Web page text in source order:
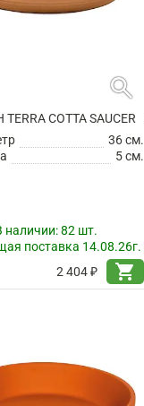
search
COTTA SAUCER
36 см.
5 см.
наличии:82 шт.
поставка 14.08.26г.
2 404 ₽
shopping_cart